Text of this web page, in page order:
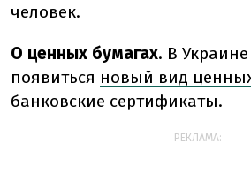
человек.
О ценных бумагах. В
появиться новый вид
банковские сертификаты.
РЕКЛАМА: